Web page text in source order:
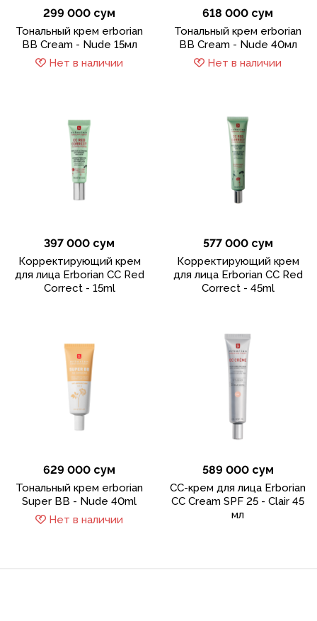
299 000 сум
Тональный крем erborian
BB Cream - Nude 15мл
Нет в наличии
618 000 сум
Тональный крем erborian
BB Cream - Nude 40мл
Нет в наличии
397 000 сум
Корректирующий крем
для лица Erborian CC Red
Correct - 15ml
577 000 сум
Корректирующий крем
для лица Erborian CC Red
Correct - 45ml
629 000 сум
Тональный крем erborian
Super BB - Nude 40ml
Нет в наличии
589 000 сум
CC-крем для лица Erborian
CC Cream SPF 25 - Clair 45
мл